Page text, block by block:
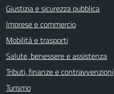
Giustizia e sicurezza pubblica
Imprese e commercio
Mobilità e trasporti
Salute, benessere e assistenza
Tributi, finanze e contravvenzioni
Turismo